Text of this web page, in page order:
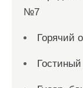
№7
Горячий